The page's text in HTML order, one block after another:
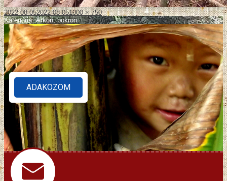
2022-08-052022-08-051000 × 750
Kategória:Árkon, bokron
ADAKOZOM